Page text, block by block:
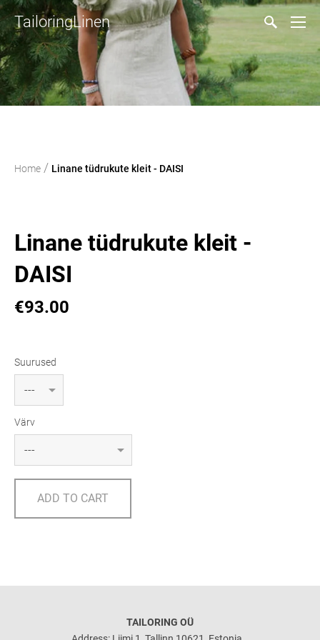
TailoringLinen
Home / Linane tüdrukute kleit - DAISI
Linane tüdrukute kleit -
DAISI
€93.00
Suurused
Värv
ADD TO CART
TAILORING OÜ